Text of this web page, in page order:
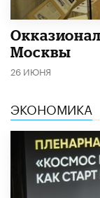
Москвы
26 ИЮНЯ
ЭКОНОМИКА